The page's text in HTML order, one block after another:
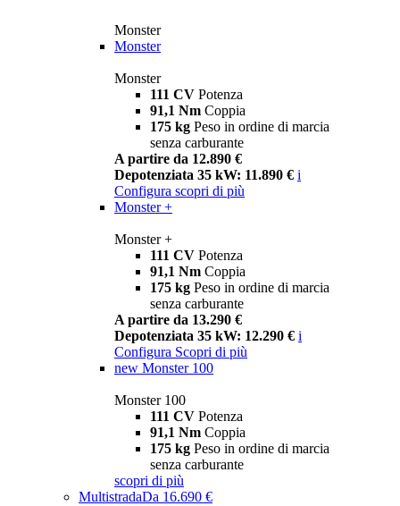
Monster
Monster
Monster
111 CV Potenza
91,1 Nm Coppia
175 kg Peso in ordine di marcia
senza carburante
A partire da 12.890 €
Depotenziata 35 kW: 11.890 € i
Configura scopri di più
Monster +
Monster +
111 CV Potenza
91,1 Nm Coppia
175 kg Peso in ordine di marcia
senza carburante
A partire da 13.290 €
Depotenziata 35 kW: 12.290 € i
Configura Scopri di più
new Monster 100
Monster 100
111 CV Potenza
91,1 Nm Coppia
175 kg Peso in ordine di marcia
senza carburante
scopri di più
MultistradaDa 16.690 €